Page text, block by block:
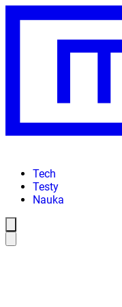
Tech
Testy
Nauka